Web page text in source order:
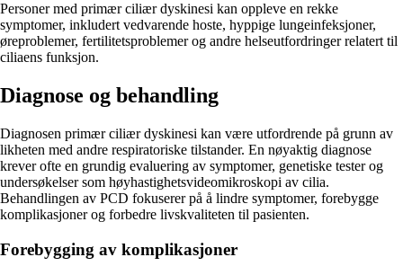
Personer med primær ciliær dyskinesi kan oppleve en rekke
symptomer, inkludert vedvarende hoste, hyppige lungeinfeksjoner,
øreproblemer, fertilitetsproblemer og andre helseutfordringer relatert til
ciliaens funksjon.
Diagnose og behandling
Diagnosen primær ciliær dyskinesi kan være utfordrende på grunn av
likheten med andre respiratoriske tilstander. En nøyaktig diagnose
krever ofte en grundig evaluering av symptomer, genetiske tester og
undersøkelser som høyhastighetsvideomikroskopi av cilia.
Behandlingen av PCD fokuserer på å lindre symptomer, forebygge
komplikasjoner og forbedre livskvaliteten til pasienten.
Forebygging av komplikasjoner